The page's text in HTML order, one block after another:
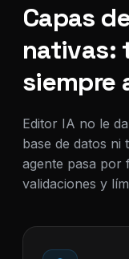
Capas
nativas:
siempre
Editor IA no le
base de datos ni
agente pasa por
validaciones y